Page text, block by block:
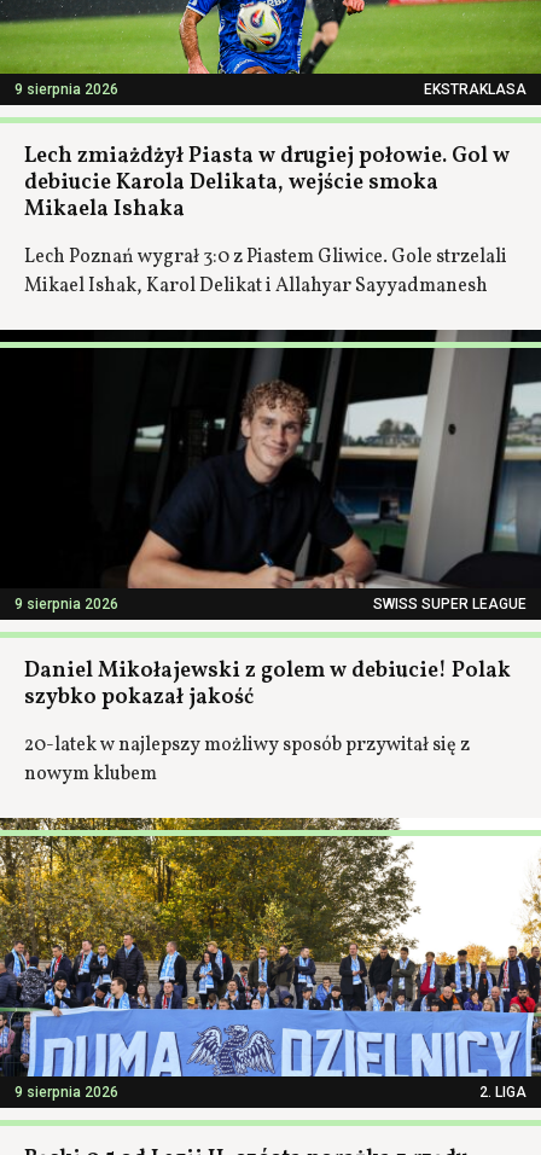
9 sierpnia 2026 EKSTRAKLASA
Lech zmiażdżył Piasta w drugiej połowie. Gol w
debiucie Karola Delikata, wejście smoka
Mikaela Ishaka
Lech Poznań wygrał 3:0 z Piastem Gliwice. Gole strzelali
Mikael Ishak, Karol Delikat i Allahyar Sayyadmanesh
9 sierpnia 2026 SWISS SUPER LEAGUE
Daniel Mikołajewski z golem w debiucie! Polak
szybko pokazał jakość
20-latek w najlepszy możliwy sposób przywitał się z
nowym klubem
9 sierpnia 2026 2. LIGA